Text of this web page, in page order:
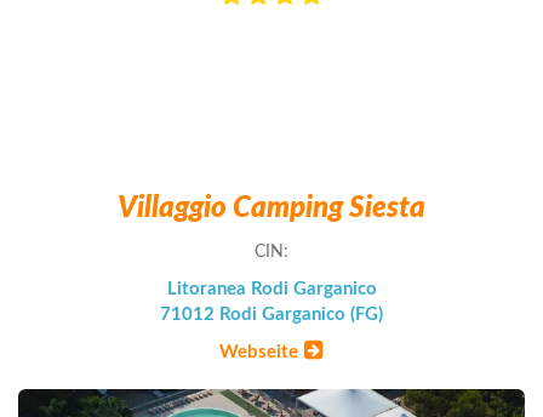
Villaggio Camping Siesta
CIN:
Litoranea Rodi Garganico
71012 Rodi Garganico (FG)
Webseite